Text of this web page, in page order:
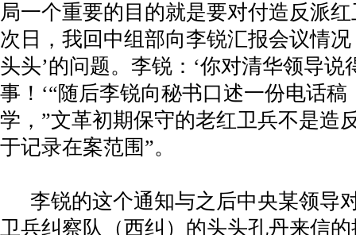
局一个重要的目的就是要对付造反派
次日，我回中组部向李锐汇报会议情
头头’的问题。李锐：‘你对清华领导说
事！‘“随后李锐向秘书口述一份电话
学，”文革初期保守的老红卫兵不是造
于记录在案范围”。
李锐的这个通知与之后中央某领导
卫兵纠察队（西纠）的头头孔丹来信